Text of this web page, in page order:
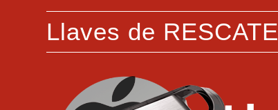
Llaves de RESCATE